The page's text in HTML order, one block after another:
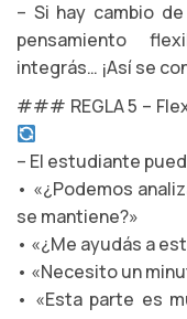
– Si hay cambio
pensamiento
integrás… ¡Así se
### REGLA 5 –
– El estudiante
• «¿Podemos
se mantiene?»
• «¿Me ayudás a
• «Necesito un
• «Esta parte es